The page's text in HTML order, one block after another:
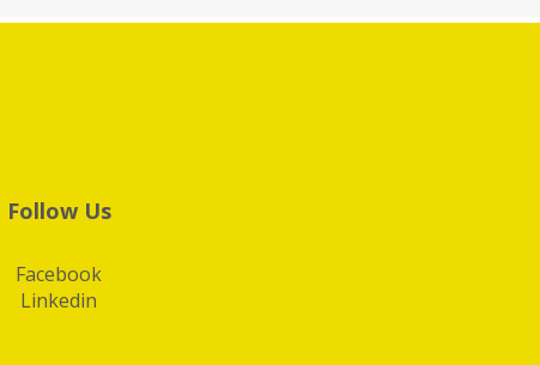
Follow Us
Facebook
Linkedin